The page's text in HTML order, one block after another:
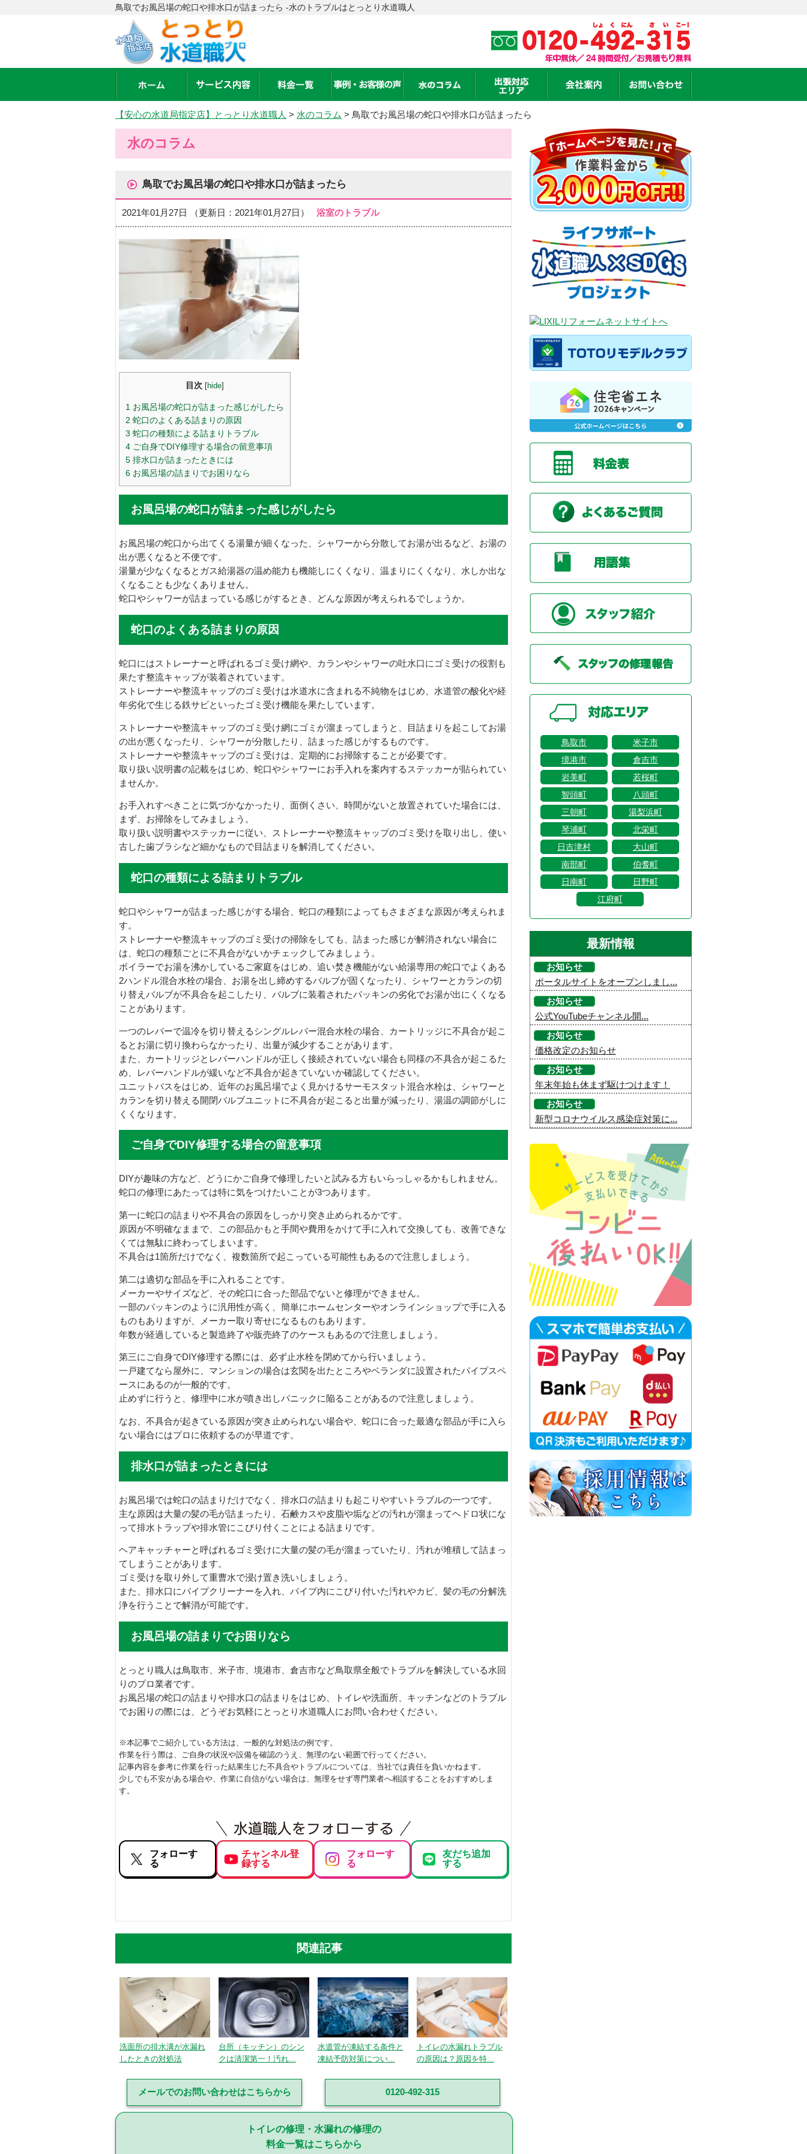
鳥取でお風呂場の蛇口や排水口が詰まったら -水のトラブルはとっとり水道職人
【安心の水道局指定店】とっとり水道職人 > 水のコラム > 鳥取でお風呂場の蛇口や排水口が詰まったら
水のコラム
鳥取でお風呂場の蛇口や排水口が詰まったら
2021年01月27日 （更新日：2021年01月27日） 浴室のトラブル
目次 hide
1 お風呂場の蛇口が詰まった感じがしたら
2 蛇口のよくある詰まりの原因
3 蛇口の種類による詰まりトラブル
4 ご自身でDIY修理する場合の留意事項
5 排水口が詰まったときには
6 お風呂場の詰まりでお困りなら
お風呂場の蛇口が詰まった感じがしたら
お風呂場の蛇口から出てくる湯量が細くなった、シャワーから分散してお湯が出るなど、お湯の
出が悪くなると不便です。
湯量が少なくなるとガス給湯器の温め能力も機能しにくくなり、温まりにくくなり、水しか出な
くなることも少なくありません。
蛇口やシャワーが詰まっている感じがするとき、どんな原因が考えられるでしょうか。
蛇口のよくある詰まりの原因
蛇口にはストレーナーと呼ばれるゴミ受け網や、カランやシャワーの吐水口にゴミ受けの役割も
果たす整流キャップが装着されています。
ストレーナーや整流キャップのゴミ受けは水道水に含まれる不純物をはじめ、水道管の酸化や経
年劣化で生じる鉄サビといったゴミ受け機能を果たしています。
ストレーナーや整流キャップのゴミ受け網にゴミが溜まってしまうと、目詰まりを起こしてお湯
の出が悪くなったり、シャワーが分散したり、詰まった感じがするものです。
ストレーナーや整流キャップのゴミ受けは、定期的にお掃除することが必要です。
取り扱い説明書の記載をはじめ、蛇口やシャワーにお手入れを案内するステッカーが貼られてい
ませんか。
お手入れすべきことに気づかなかったり、面倒くさい、時間がないと放置されていた場合には、
まず、お掃除をしてみましょう。
取り扱い説明書やステッカーに従い、ストレーナーや整流キャップのゴミ受けを取り出し、使い
古した歯ブラシなど細かなもので目詰まりを解消してください。
蛇口の種類による詰まりトラブル
蛇口やシャワーが詰まった感じがする場合、蛇口の種類によってもさまざまな原因が考えられま
す。
ストレーナーや整流キャップのゴミ受けの掃除をしても、詰まった感じが解消されない場合に
は、蛇口の種類ごとに不具合がないかチェックしてみましょう。
ボイラーでお湯を沸かしているご家庭をはじめ、追い焚き機能がない給湯専用の蛇口でよくある
2ハンドル混合水栓の場合、お湯を出し締めするバルブが固くなったり、シャワーとカランの切
り替えバルブが不具合を起こしたり、バルブに装着されたパッキンの劣化でお湯が出にくくなる
ことがあります。
一つのレバーで温冷を切り替えるシングルレバー混合水栓の場合、カートリッジに不具合が起こ
るとお湯に切り換わらなかったり、出量が減少することがあります。
また、カートリッジとレバーハンドルが正しく接続されていない場合も同様の不具合が起こるた
め、レバーハンドルが緩いなど不具合が起きていないか確認してください。
ユニットバスをはじめ、近年のお風呂場でよく見かけるサーモスタット混合水栓は、シャワーと
カランを切り替える開閉バルブユニットに不具合が起こると出量が減ったり、湯温の調節がしに
くくなります。
ご自身でDIY修理する場合の留意事項
DIYが趣味の方など、どうにかご自身で修理したいと試みる方もいらっしゃるかもしれません。
蛇口の修理にあたっては特に気をつけたいことが3つあります。
第一に蛇口の詰まりや不具合の原因をしっかり突き止められるかです。
原因が不明確なままで、この部品かもと手間や費用をかけて手に入れて交換しても、改善できな
くては無駄に終わってしまいます。
不具合は1箇所だけでなく、複数箇所で起こっている可能性もあるので注意しましょう。
第二は適切な部品を手に入れることです。
メーカーやサイズなど、その蛇口に合った部品でないと修理ができません。
一部のパッキンのように汎用性が高く、簡単にホームセンターやオンラインショップで手に入る
ものもありますが、メーカー取り寄せになるものもあります。
年数が経過していると製造終了や販売終了のケースもあるので注意しましょう。
第三にご自身でDIY修理する際には、必ず止水栓を閉めてから行いましょう。
一戸建てなら屋外に、マンションの場合は玄関を出たところやベランダに設置されたパイプスペ
ースにあるのが一般的です。
止めずに行うと、修理中に水が噴き出しパニックに陥ることがあるので注意しましょう。
なお、不具合が起きている原因が突き止められない場合や、蛇口に合った最適な部品が手に入ら
ない場合にはプロに依頼するのが早道です。
排水口が詰まったときには
お風呂場では蛇口の詰まりだけでなく、排水口の詰まりも起こりやすいトラブルの一つです。
主な原因は大量の髪の毛が詰まったり、石鹸カスや皮脂や垢などの汚れが溜まってヘドロ状にな
って排水トラップや排水管にこびり付くことによる詰まりです。
ヘアキャッチャーと呼ばれるゴミ受けに大量の髪の毛が溜まっていたり、汚れが堆積して詰まっ
てしまうことがあります。
ゴミ受けを取り外して重曹水で浸け置き洗いしましょう。
また、排水口にパイプクリーナーを入れ、パイプ内にこびり付いた汚れやカビ、髪の毛の分解洗
浄を行うことで解消が可能です。
お風呂場の詰まりでお困りなら
とっとり職人は鳥取市、米子市、境港市、倉吉市など鳥取県全般でトラブルを解決している水回
りのプロ業者です。
お風呂場の蛇口の詰まりや排水口の詰まりをはじめ、トイレや洗面所、キッチンなどのトラブル
でお困りの際には、どうぞお気軽にとっとり水道職人にお問い合わせください。
※本記事でご紹介している方法は、一般的な対処法の例です。
作業を行う際は、ご自身の状況や設備を確認のうえ、無理のない範囲で行ってください。
記事内容を参考に作業を行った結果生じた不具合やトラブルについては、当社では責任を負いかねます。
少しでも不安がある場合や、作業に自信がない場合は、無理をせず専門業者へ相談することをおすすめしま
す。
フォローす
る
チャンネル登
録する
フォローす
る
友だち追加
する
関連記事
洗面所の排水溝が水漏れ
したときの対処法
台所（キッチン）のシン
クは清潔第一！汚れ...
水道管が凍結する条件と
凍結予防対策につい...
トイレの水漏れトラブル
の原因は？原因を特...
メールでのお問い合わせはこちらから 0120-492-315
トイレの修理・水漏れの修理の
料金一覧はこちらから
鳥取市
米子市
境港市
倉吉市
岩美町
若桜町
智頭町
八頭町
三朝町
湯梨浜町
琴浦町
北栄町
日吉津村
大山町
南部町
伯耆町
日南町
日野町
江府町
最新情報
お知らせ
ポータルサイトをオープンしまし...
お知らせ
公式YouTubeチャンネル開...
お知らせ
価格改定のお知らせ
お知らせ
年末年始も休まず駆けつけます！
お知らせ
新型コロナウイルス感染症対策に...